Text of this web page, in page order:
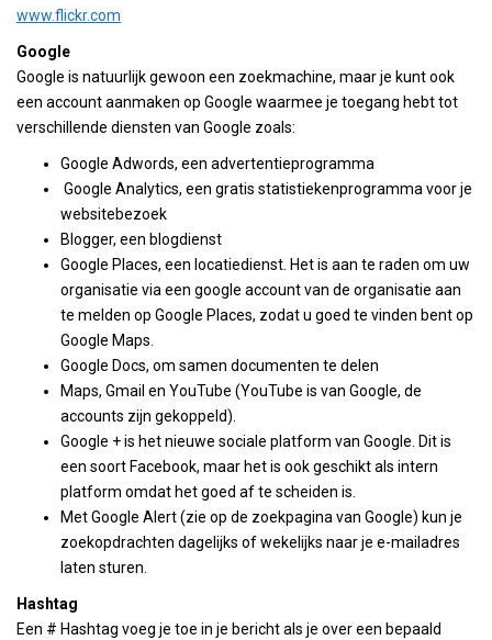
www.flickr.com
Google
Google is natuurlijk gewoon een zoekmachine, maar je kunt ook
een account aanmaken op Google waarmee je toegang hebt tot
verschillende diensten van Google zoals:
Google Adwords, een advertentieprogramma
Google Analytics, een gratis statistiekenprogramma voor je
websitebezoek
Blogger, een blogdienst
Google Places, een locatiedienst. Het is aan te raden om uw
organisatie via een google account van de organisatie aan
te melden op Google Places, zodat u goed te vinden bent op
Google Maps.
Google Docs, om samen documenten te delen
Maps, Gmail en YouTube (YouTube is van Google, de
accounts zijn gekoppeld).
Google + is het nieuwe sociale platform van Google. Dit is
een soort Facebook, maar het is ook geschikt als intern
platform omdat het goed af te scheiden is.
Met Google Alert (zie op de zoekpagina van Google) kun je
zoekopdrachten dagelijks of wekelijks naar je e-mailadres
laten sturen.
Hashtag
Een # Hashtag voeg je toe in je bericht als je over een bepaald